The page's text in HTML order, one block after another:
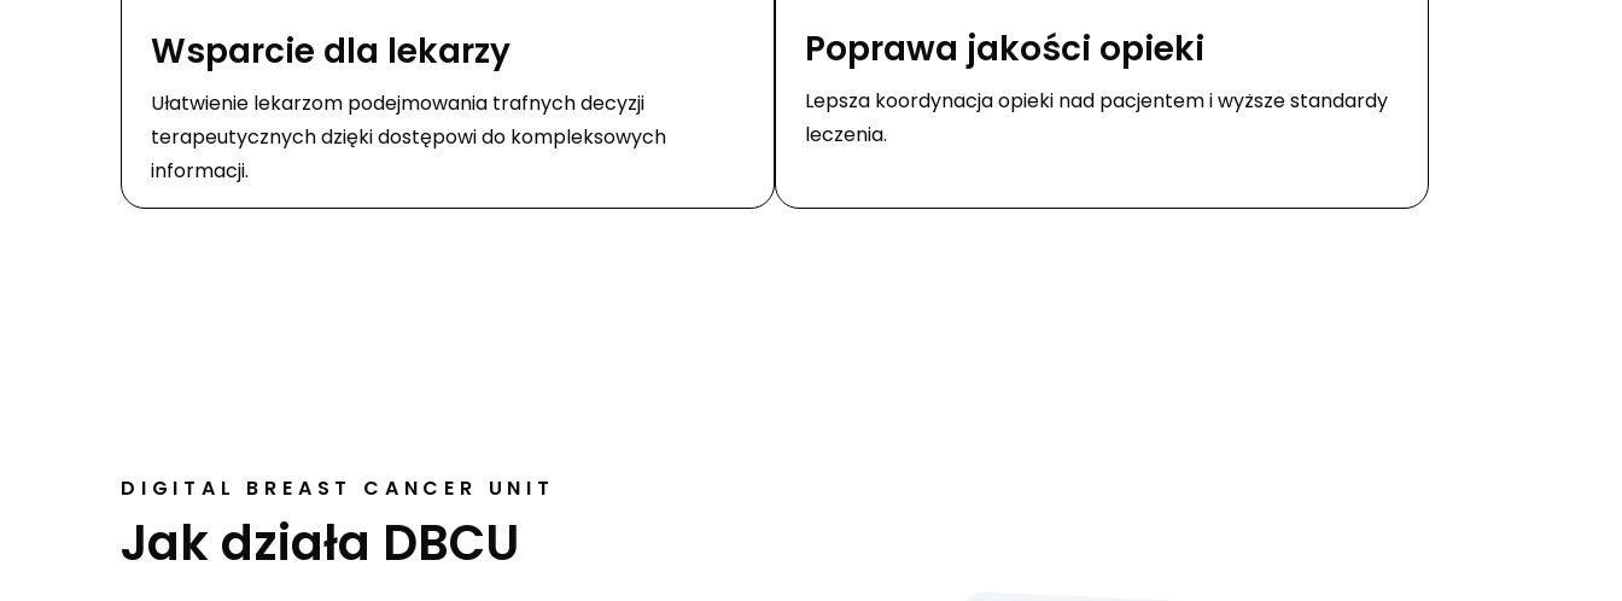
Wsparcie dla lekarzy
Ułatwienie lekarzom podejmowania trafnych decyzji
terapeutycznych dzięki dostępowi do kompleksowych
informacji.
Poprawa jakości opieki
Lepsza koordynacja opieki nad pacjentem i wyższe standardy
leczenia.
DIGITAL BREAST CANCER UNIT
Jak działa DBCU